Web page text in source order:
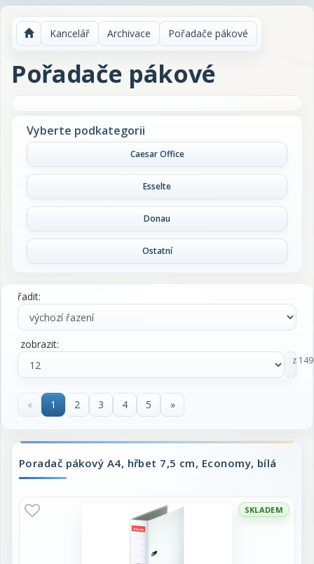
Kancelář Archivace Pořadače pákové
Pořadače pákové
Vyberte podkategorii
Caesar Office
Esselte
Donau
Ostatní
řadit:
zobrazit:
z 149
« 1 2 3 4 5 »
Poradač pákový A4, hřbet 7,5 cm, Economy, bílá
SKLADEM